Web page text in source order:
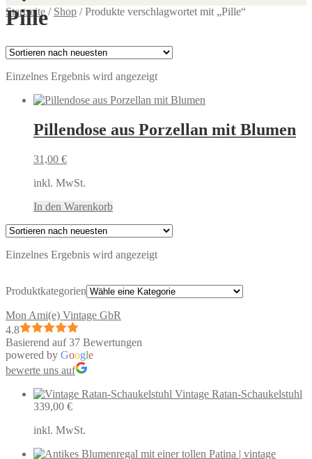
Startseite / Shop /Produkte verschlagwortet mit „Pille“
Pille
Einzelnes Ergebnis wird angezeigt
Pillendose aus Porzellan mit Blumen
31,00 €
inkl. MwSt.
In den Warenkorb
Einzelnes Ergebnis wird angezeigt
Produktkategorien
Mon Ami(e) Vintage GbR
4.8
Basierend auf 37 Bewertungen
powered by Google
bewerte uns auf
Vintage Ratan-Schaukelstuhl
339,00 €
inkl. MwSt.